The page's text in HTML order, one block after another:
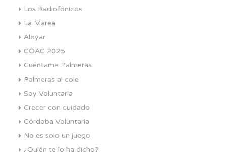
Los Radiofónicos
La Marea
Aloyar
COAC 2025
Cuéntame Palmeras
Palmeras al cole
Soy Voluntaria
Crecer con cuidado
Córdoba Voluntaria
No es solo un juego
¿Quién te lo ha dicho?